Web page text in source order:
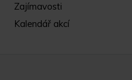
Zajímavosti
Kalendář akcí